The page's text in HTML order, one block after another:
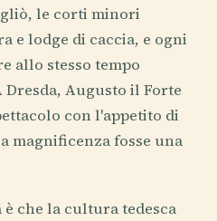
le corti minori
e lodge di caccia, e ogni
allo stesso tempo
Augusto il Forte
con l'appetito di
magnificenza fosse una
è che la cultura tedesca